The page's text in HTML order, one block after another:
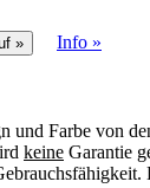
Info »
und Farbe von
keine Garantie